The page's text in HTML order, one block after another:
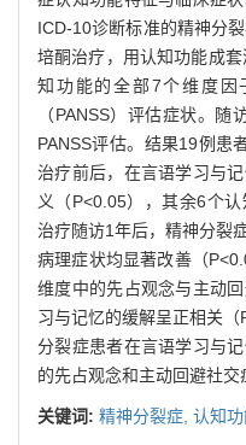
ICD-10诊断标准的精神分
培酮治疗，用认知功能成
知功能的全部7个维度因
（PANSS）评估症状。
PANSS评估。结果19例患
治疗前后，在言语学习与
义（P<0.05），其余6个
治疗随访1年后，精神分裂
病理症状均显著改善（
维度中的先占观念与主动
习与记忆的缓解呈正相关
分裂症患者在言语学习与
的先占观念和主动回避社交
关键词: 精神分裂症, 认知功